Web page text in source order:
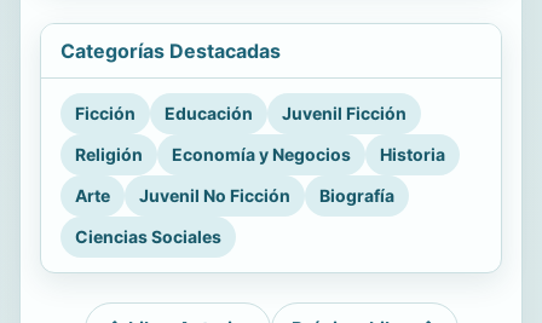
Categorías Destacadas
Ficción Educación
Juvenil Ficción
Religión
Economía y Negocios
Historia
Arte
Juvenil No Ficción
Biografía
Ciencias Sociales